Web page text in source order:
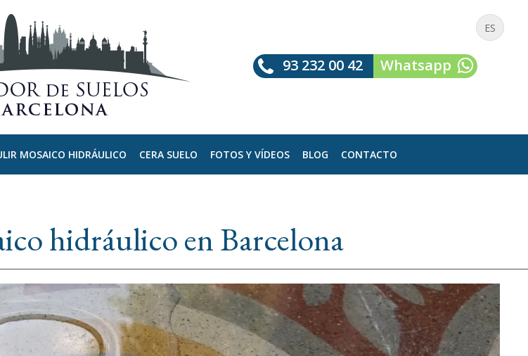
ES
93 232 00 42 Whatsapp
MOSAICO HIDRÁULICO CERA SUELO FOTOS Y VÍDEOS BLOG CONTACTO
hidráulico en Barcelona